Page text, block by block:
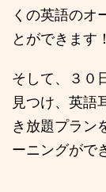
くの英語のオ
とができます！
そして、３０
見つけ、英語
き放題プラン
ーニングがで